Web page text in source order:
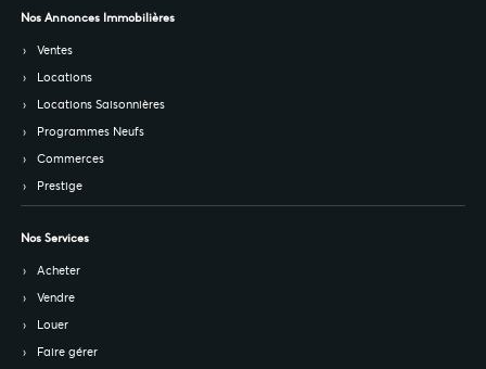
Nos Annonces Immobilières
Ventes
Locations
Locations Saisonnières
Programmes Neufs
Commerces
Prestige
Nos Services
Acheter
Vendre
Louer
Faire gérer